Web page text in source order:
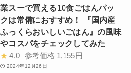
業スーで買える10食ごはんパッ
クは常備におすすめ！ 『国内産
ふっくらおいしいごはん』の風味
やコスパをチェックしてみた
★ 4.0 参考価格 1,155円
2024年12月26日